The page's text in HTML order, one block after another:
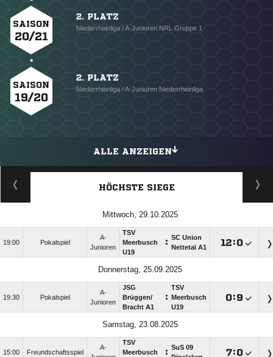
SAISON
20/21
2. PLATZ
Niederrheinliga / A-Junioren NRL Gruppe 1
SAISON
19/20
2. PLATZ
Niederrheinliga / A-Junioren Niederrheinliga
ALLE ANZEIGEN
HÖCHSTE SIEGE
Mittwoch, 29.10.2025
19:00 Pokalspiel
A-
Junioren
TSV
Meerbusch
U19
: SC Union
Nettetal A1
:
Donnerstag, 25.09.2025
19:30 Pokalspiel
A-
Junioren
JSG
Brüggen/​
Bracht A1
:
TSV
Meerbusch
U19
:
Samstag, 23.08.2025
15:00 Freundschaftsspiel
A-
TSV
Meerbusch
: SuS 09
: